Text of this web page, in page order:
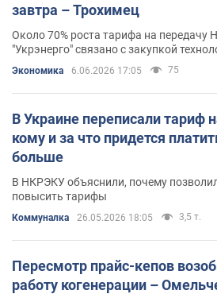
завтра – Трохимец
Около 70% роста тарифа на передачу
"Укрэнерго" связано с закупкой
потерь электроэнергии, которые
системы передачи обязан
Экономика 6.06.2026 17:05 75
В Украине переписали тариф
кому и за что придется
больше
В НКРЭКУ объяснили, почему
повысить тарифы
Коммуналка 26.05.2026 18:05 3,5 т.
Пересмотр прайс-кепов
работу когенерации –